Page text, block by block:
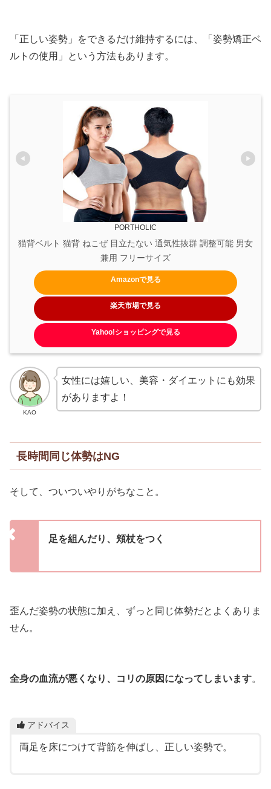
「正しい姿勢」をできるだけ維持するには、「姿勢矯正ベ
ルトの使用」という方法もあります。
PORTHOLIC
猫背ベルト 猫背 ねこぜ 目立たない 通気性抜群 調整可能 男女
兼用 フリーサイズ
Amazonで見る
楽天市場で見る
Yahoo!ショッピングで見る
KAO
女性には嬉しい、美容・ダイエットにも効果
がありますよ！
長時間同じ体勢はNG
そして、ついついやりがちなこと。
足を組んだり、頬杖をつく
歪んだ姿勢の状態に加え、ずっと同じ体勢だとよくありま
せん。
全身の血流が悪くなり、コリの原因になってしまいます。
アドバイス
両足を床につけて背筋を伸ばし、正しい姿勢で。